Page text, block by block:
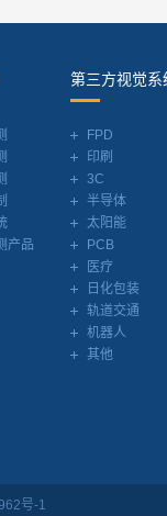
产品
第三方视觉系
FPD
印刷
3C
半导体
太阳能
PCB
医疗
日化包装
轨道交通
机器人
其他
号-1